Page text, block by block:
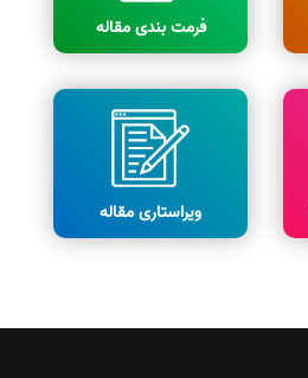
فرمت بندی مقاله
ویراستاری مقاله